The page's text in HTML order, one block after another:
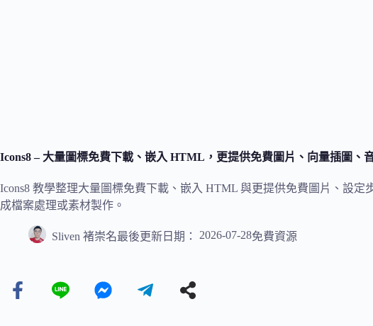
Icons8 – 大量圖標免費下載、嵌入 HTML，更提供免費圖片、向量插圖、
Icons8 教學整理大量圖標免費下載、嵌入 HTML 與更提供免費圖片、設
成檔案處理或素材製作。
Sliven 褚崇名最後更新日期： 2026-07-28免費資源